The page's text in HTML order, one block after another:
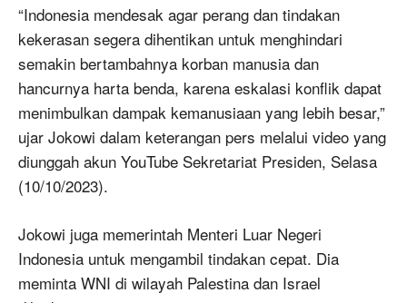
“Indonesia mendesak agar perang dan tindakan
kekerasan segera dihentikan untuk menghindari
semakin bertambahnya korban manusia dan
hancurnya harta benda, karena eskalasi konflik dapat
menimbulkan dampak kemanusiaan yang lebih besar,”
ujar Jokowi dalam keterangan pers melalui video yang
diunggah akun YouTube Sekretariat Presiden, Selasa
(10/10/2023).
Jokowi juga memerintah Menteri Luar Negeri
Indonesia untuk mengambil tindakan cepat. Dia
meminta WNI di wilayah Palestina dan Israel